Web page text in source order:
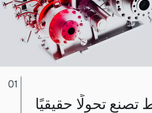
01